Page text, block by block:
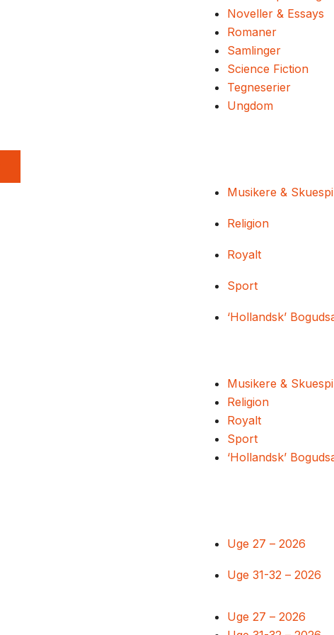
Noveller & Essays
Romaner
Samlinger
Science Fiction
Tegneserier
Ungdom
Musikere &
Religion
Royalt
Sport
‘Hollandsk’
Musikere &
Religion
Royalt
Sport
‘Hollandsk’
Uge 27 – 2026
Uge 31-32 – 2026
Uge 27 – 2026